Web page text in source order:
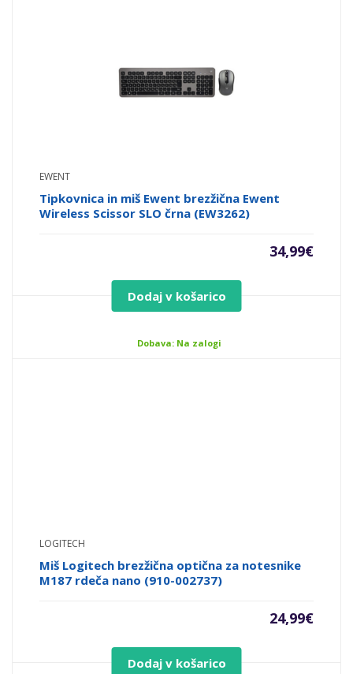
EWENT
Tipkovnica in miš Ewent brezžična Ewent
Wireless Scissor SLO črna (EW3262)
34,99€
Dodaj v košarico
Dobava: Na zalogi
LOGITECH
Miš Logitech brezžična optična za notesnike
M187 rdeča nano (910-002737)
24,99€
Dodaj v košarico